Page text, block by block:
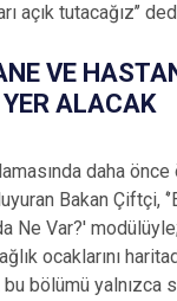
açık tutacağız’’
VE
ALACAK
daha önce
Bakan Çiftçi,
Ne Var?'
ocaklarını
bölümü yalnızca